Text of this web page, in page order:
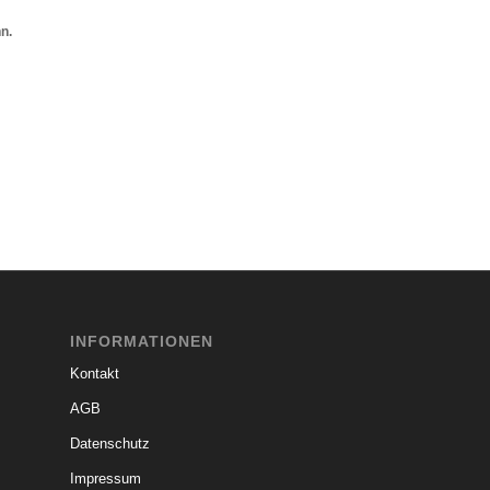
INFORMATIONEN
Kontakt
AGB
Datenschutz
Impressum